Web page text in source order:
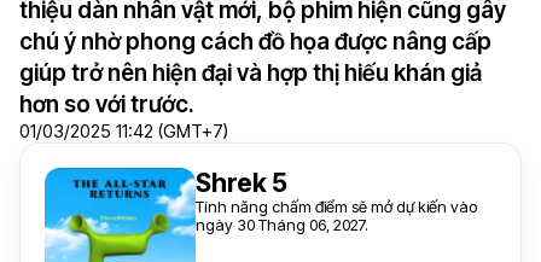
thiệu dàn nhân vật mới, bộ phim hiện cũng gây
chú ý nhờ phong cách đồ họa được nâng cấp
giúp trở nên hiện đại và hợp thị hiếu khán giả
hơn so với trước.
01/03/2025 11:42 (GMT+7)
Shrek 5
Tính năng chấm điểm sẽ mở dự kiến vào
ngày 30 Tháng 06, 2027.